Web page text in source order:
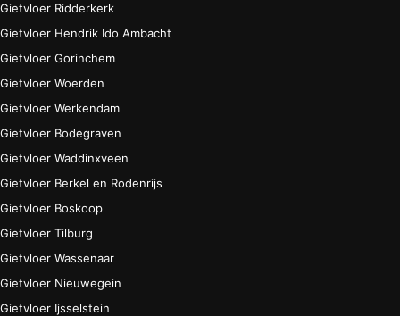
Gietvloer Ridderkerk
Gietvloer Hendrik Ido Ambacht
Gietvloer Gorinchem
Gietvloer Woerden
Gietvloer Werkendam
Gietvloer Bodegraven
Gietvloer Waddinxveen
Gietvloer Berkel en Rodenrijs
Gietvloer Boskoop
Gietvloer Tilburg
Gietvloer Wassenaar
Gietvloer Nieuwegein
Gietvloer Ijsselstein